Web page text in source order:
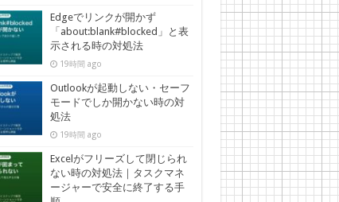
Edgeでリンクが開かず
「about:blank#blocked」と表
示される時の対処法
19時間 ago
Outlookが起動しない・セーフ
モードでしか開かない時の対
処法
19時間 ago
Excelがフリーズして閉じられ
ない時の対処法｜タスクマネ
ージャーで安全に終了する手